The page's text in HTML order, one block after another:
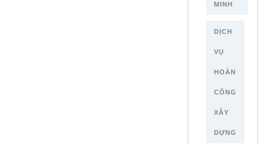
MINH
DỊCH
VỤ
HOÀN
CÔNG
XÂY
DỰNG